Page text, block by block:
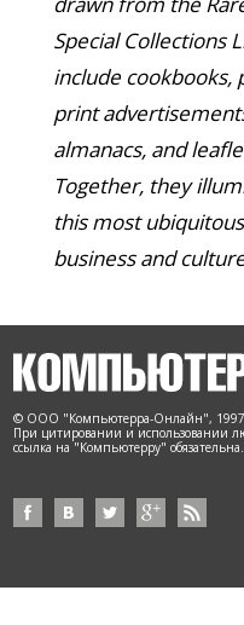
Special Collections
include cookbooks,
print
almanacs, and
Together, they
this most
business and
© ООО "Компьютерра-Онлайн",
При цитировании и использовании
ссылка на "Компьютерру" обязательна.